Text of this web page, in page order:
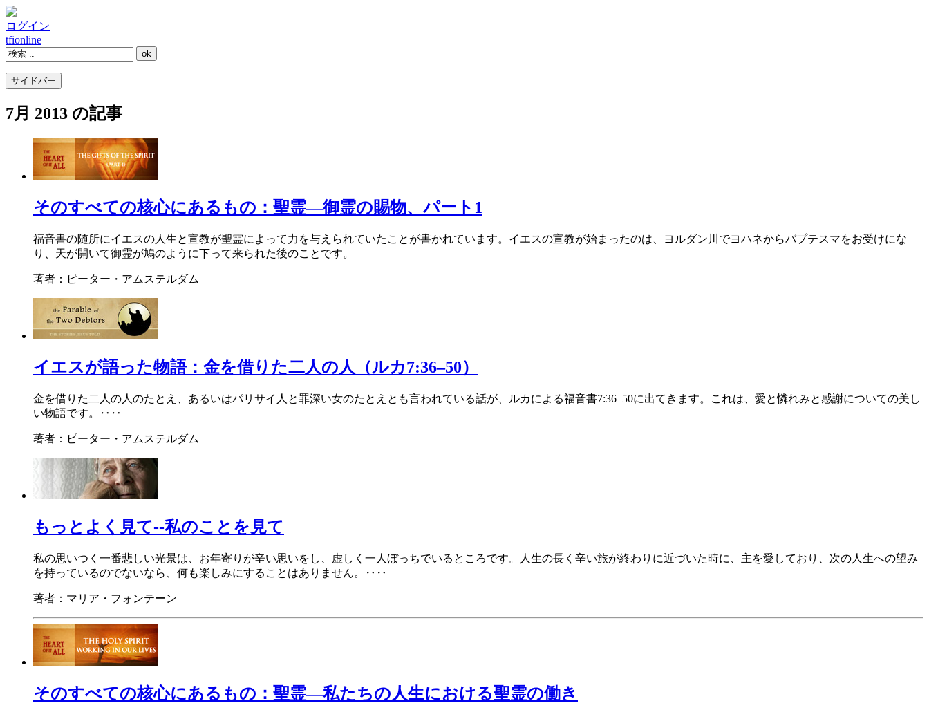
ログイン
tfionline
サイドバー
7月 2013 の記事
そのすべての核心にあるもの：聖霊―御霊の賜物、パート1
福音書の随所にイエスの人生と宣教が聖霊によって力を与えられていたことが書かれています。イエスの宣教が始まったのは、ヨルダン川でヨハネからバプテスマをお受けにな
り、天が開いて御霊が鳩のように下って来られた後のことです。
著者：ピーター・アムステルダム
イエスが語った物語：金を借りた二人の人（ルカ7:36–50）
金を借りた二人の人のたとえ、あるいはパリサイ人と罪深い女のたとえとも言われている話が、ルカによる福音書7:36–50に出てきます。これは、愛と憐れみと感謝についての美し
い物語です。‥‥
著者：ピーター・アムステルダム
もっとよく見て--私のことを見て
私の思いつく一番悲しい光景は、お年寄りが辛い思いをし、虚しく一人ぼっちでいるところです。人生の長く辛い旅が終わりに近づいた時に、主を愛しており、次の人生への望み
を持っているのでないなら、何も楽しみにすることはありません。‥‥
著者：マリア・フォンテーン
そのすべての核心にあるもの：聖霊―私たちの人生における聖霊の働き